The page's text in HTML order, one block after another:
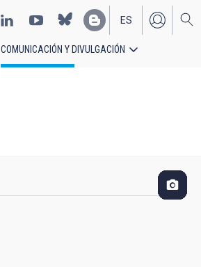
EN
ES
COMUNICACIÓN Y DIVULGACIÓN